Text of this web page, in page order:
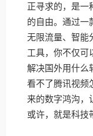
正寻求的，是一
的自由。通过一
无限流量、智能
工具，你不仅可
解决国外用什么
看不了腾讯视频
来的数字鸿沟，
或许，就是科技